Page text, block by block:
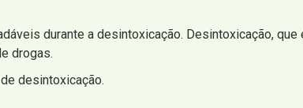
​​durante a desintoxicação. Desintoxicação, que
drogas.
desintoxicação.